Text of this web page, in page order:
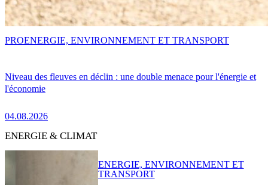
Niveau des fleuves en déclin : une double menace pour l'énergie et
l'économie
04.08.2026
PROENERGIE, ENVIRONNEMENT ET TRANSPORT
ENERGIE & CLIMAT
ENERGIE, ENVIRONNEMENT ET
TRANSPORT